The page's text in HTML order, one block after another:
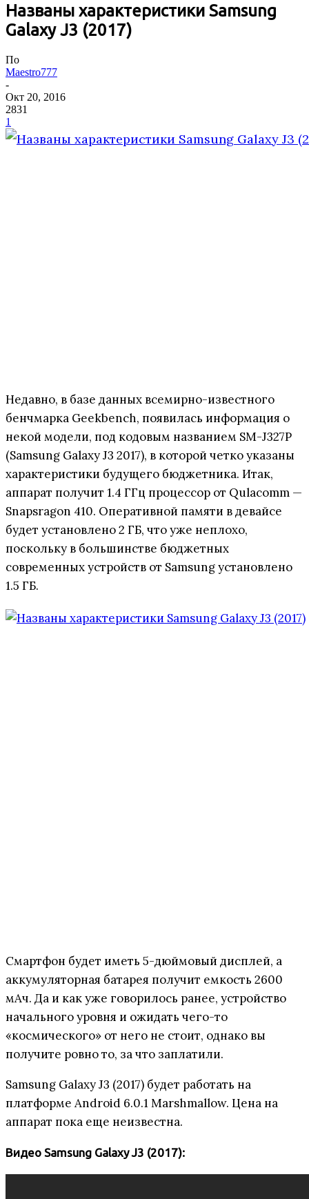
Названы характеристики Samsung
Galaxy J3 (2017)
По
Maestro777
-
Окт 20, 2016
2831
1
Недавно, в базе данных всемирно-известного
бенчмарка Geekbench, появилась информация о
некой модели, под кодовым названием SM-J327P
(Samsung Galaxy J3 2017), в которой четко указаны
характеристики будущего бюджетника. Итак,
аппарат получит 1.4 ГГц процессор от Qulacomm —
Snapsragon 410. Оперативной памяти в девайсе
будет установлено 2 ГБ, что уже неплохо,
поскольку в большинстве бюджетных
современных устройств от Samsung установлено
1.5 ГБ.
Смартфон будет иметь 5-дюймовый дисплей, а
аккумуляторная батарея получит емкость 2600
мАч. Да и как уже говорилось ранее, устройство
начального уровня и ожидать чего-то
«космического» от него не стоит, однако вы
получите ровно то, за что заплатили.
Samsung Galaxy J3 (2017) будет работать на
платформе Android 6.0.1 Marshmallow. Цена на
аппарат пока еще неизвестна.
Видео Samsung Galaxy J3 (2017):